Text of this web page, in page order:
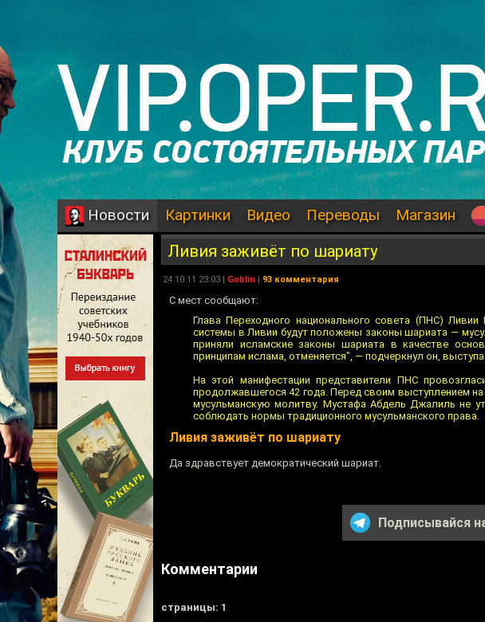
Новости Картинки Видео Переводы Магазин
Ливия заживёт по шариату
24.10.11 23:03 | Goblin | 93 комментария
С мест сообщают:
Глава Переходного национального совета (ПНС)
системы в Ливии будут положены законы шариата —
приняли исламские законы шариата в качестве
принципам ислама, отменяется", — подчеркнул он,
На этой манифестации представители ПНС
продолжавшегося 42 года. Перед своим выступлением
мусульманскую молитву. Мустафа Абдель Джалиль не
соблюдать нормы традиционного мусульманского права.
Ливия заживёт по шариату
Да здравствует демократический шариат.
Подписывайся
Комментарии
cтраницы: 1